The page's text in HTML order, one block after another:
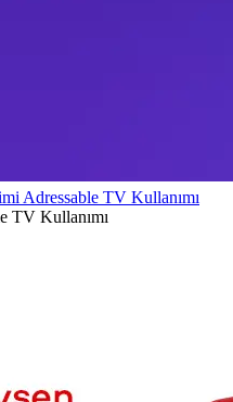
Adressable TV Kullanımı
TV Kullanımı